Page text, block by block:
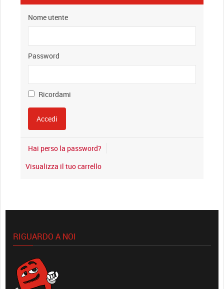
Nome utente
Password
Ricordami
Hai perso la password?
Visualizza il tuo carrello
RIGUARDO A NOI